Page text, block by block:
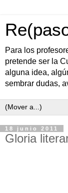
Para los
pretende ser la
alguna idea,
sembrar dudas,
18 junio 2011
Gloria